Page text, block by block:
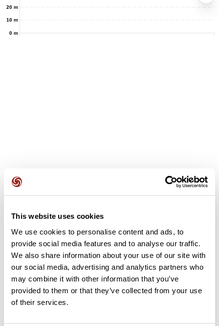
This website uses cookies
We use cookies to personalise content and ads, to
provide social media features and to analyse our traffic.
We also share information about your use of our site with
our social media, advertising and analytics partners who
may combine it with other information that you’ve
provided to them or that they’ve collected from your use
of their services.
0 m
10 m
20 m
Ajouter un avis
Découvrez ce parcours de trail de 12,2 km à proximité de